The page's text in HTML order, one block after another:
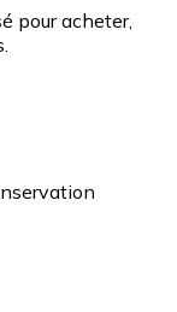
pour acheter,